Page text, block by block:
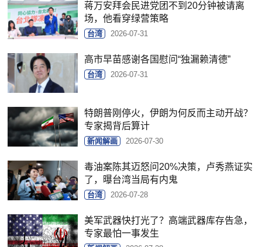
蒋万安拜会民进党团不到20分钟被请离
场，他看穿绿营策略
台湾 2026-07-31
高市早苗感谢各国慰问“独漏赖清德”
台湾 2026-07-31
特朗普刚停火，伊朗为何反而主动开战？
专家揭背后算计
新闻解画 2026-07-30
毒油案陈其迈怒问20%决策，卢秀燕证实
了，曝台湾当局有内鬼
台湾 2026-07-28
美军武器快打光了？高端武器库存告急，
专家最怕一事发生